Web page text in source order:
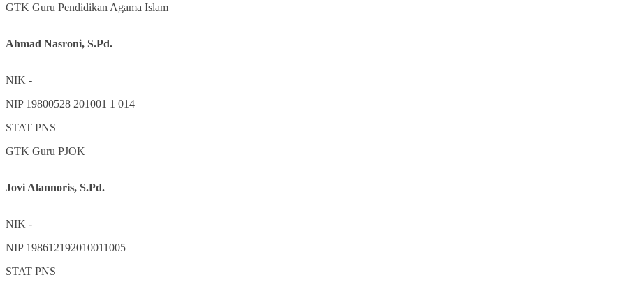
GTK Guru Pendidikan Agama Islam
Ahmad Nasroni, S.Pd.
NIK -
NIP 19800528 201001 1 014
STAT PNS
GTK Guru PJOK
Jovi Alannoris, S.Pd.
NIK -
NIP 198612192010011005
STAT PNS